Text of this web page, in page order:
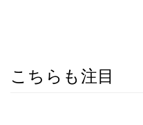
こちらも注目